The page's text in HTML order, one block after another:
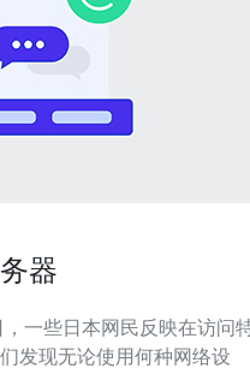
器
发现无论使用何种网络设